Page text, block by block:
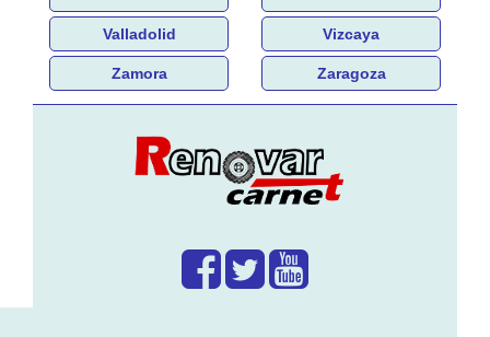
Valladolid Vizcaya
Zamora Zaragoza